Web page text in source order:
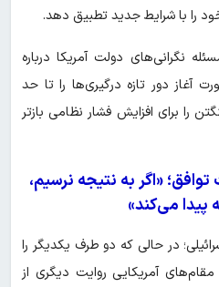
را با شرایط جدید تطبیق دهد.
نگرانی‌های دولت آمریکا درباره
دور تازه درگیری‌ها را تا حد
را برای افزایش فشار نظامی بازتر
«اگر به نتیجه نرسیم،
پیدا می‌کند»
در حالی که دو طرف یکدیگر را
آمریکایی روایت دیگری از